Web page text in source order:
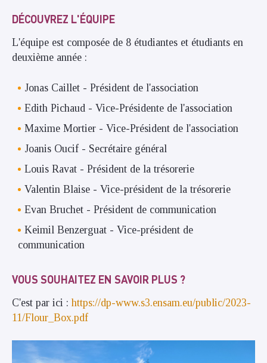
DÉCOUVREZ L'ÉQUIPE
L'équipe est composée de 8 étudiantes et étudiants en
deuxième année :
Jonas Caillet - Président de l'association
Edith Pichaud - Vice-Présidente de l'association
Maxime Mortier - Vice-Président de l'association
Joanis Oucif - Secrétaire général
Louis Ravat - Président de la trésorerie
Valentin Blaise - Vice-président de la trésorerie
Evan Bruchet - Président de communication
Keimil Benzerguat - Vice-président de
communication
VOUS SOUHAITEZ EN SAVOIR PLUS ?
C'est par ici :https://dp-www.s3.ensam.eu/public/2023-
11/Flour_Box.pdf